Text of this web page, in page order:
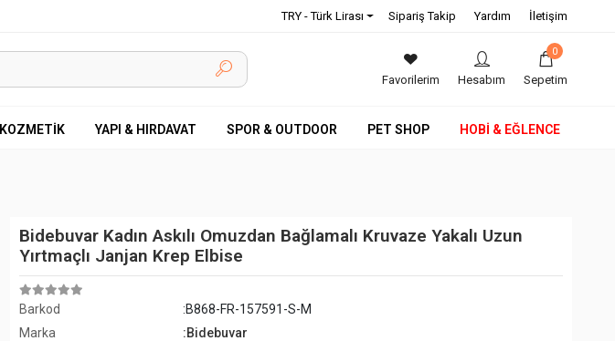
TRY - Türk Lirası Sipariş Takip Yardım İletişim
Favorilerim Hesabım
0
Sepetim
KOZMETİK YAPI & HIRDAVAT SPOR & OUTDOOR PET SHOP HOBİ & EĞLENCE
Bidebuvar Kadın Askılı Omuzdan Bağlamalı Kruvaze Yakalı Uzun
Yırtmaçlı Janjan Krep Elbise
Barkod
:B868-FR-157591-S-M
Marka
:Bidebuvar